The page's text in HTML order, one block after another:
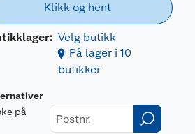
Klikk og hent
Velg butikk
På lager i 10
butikker
på